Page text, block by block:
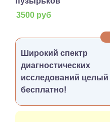
3500 руб
Широкий спектр
диагностических
исследований целый
бесплатно!